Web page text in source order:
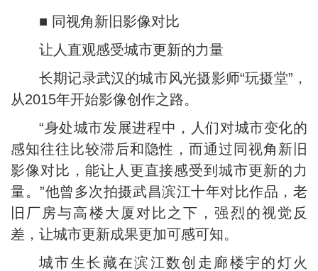
■ 同视角新旧影像对比
让人直观感受城市更新的力量
长期记录武汉的城市风光摄影师“玩摄堂”，
从2015年开始影像创作之路。
“身处城市发展进程中，人们对城市变化的
感知往往比较滞后和隐性，而通过同视角新旧
影像对比，能让人更直接感受到城市更新的力
量。”他曾多次拍摄武昌滨江十年对比作品，老
旧厂房与高楼大厦对比之下，强烈的视觉反
差，让城市更新成果更加可感可知。
城市生长藏在滨江数创走廊楼宇的灯火